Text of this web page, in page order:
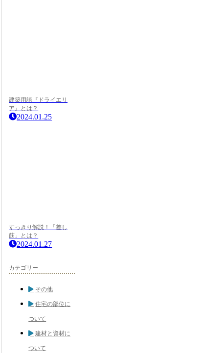
建築用語『ドライエリ
ア』とは？
2024.01.25
すっきり解説！「差し
筋」とは？
2024.01.27
カテゴリー
その他
住宅の部位に
ついて
建材と資材に
ついて